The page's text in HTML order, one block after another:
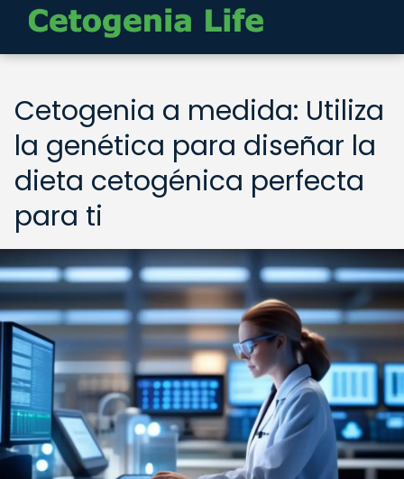
Cetogenia a medida: Utiliza
la genética para diseñar la
dieta cetogénica perfecta
para ti